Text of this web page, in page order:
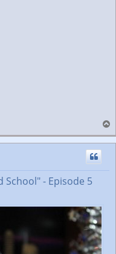
a
c
School" - Episode 5